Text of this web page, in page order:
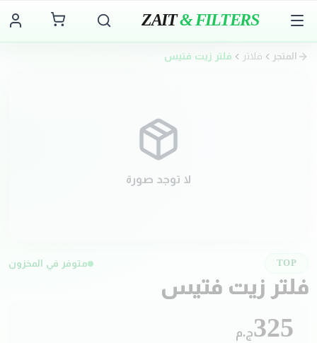
ZAIT& FILTERS
المتجر فلاتر فلتر زيت فتيس
لا توجد صورة
TOP متوفر في المخزون
فلتر زيت فتيس
325ج.م